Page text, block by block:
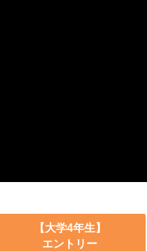
【大学4年生】
エントリー